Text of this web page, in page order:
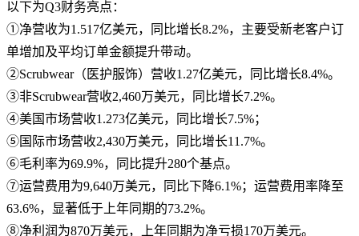
以下为Q3财务亮点：
①净营收为1.517亿美元，同比增长8.2%，主要受新老客户订
单增加及平均订单金额提升带动。
②Scrubwear（医护服饰）营收1.27亿美元，同比增长8.4%。
③非Scrubwear营收2,460万美元，同比增长7.2%。
④美国市场营收1.273亿美元，同比增长7.5%；
⑤国际市场营收2,430万美元，同比增长11.7%。
⑥毛利率为69.9%，同比提升280个基点。
⑦运营费用为9,640万美元，同比下降6.1%；运营费用率降至
63.6%，显著低于上年同期的73.2%。
⑧净利润为870万美元，上年同期为净亏损170万美元。